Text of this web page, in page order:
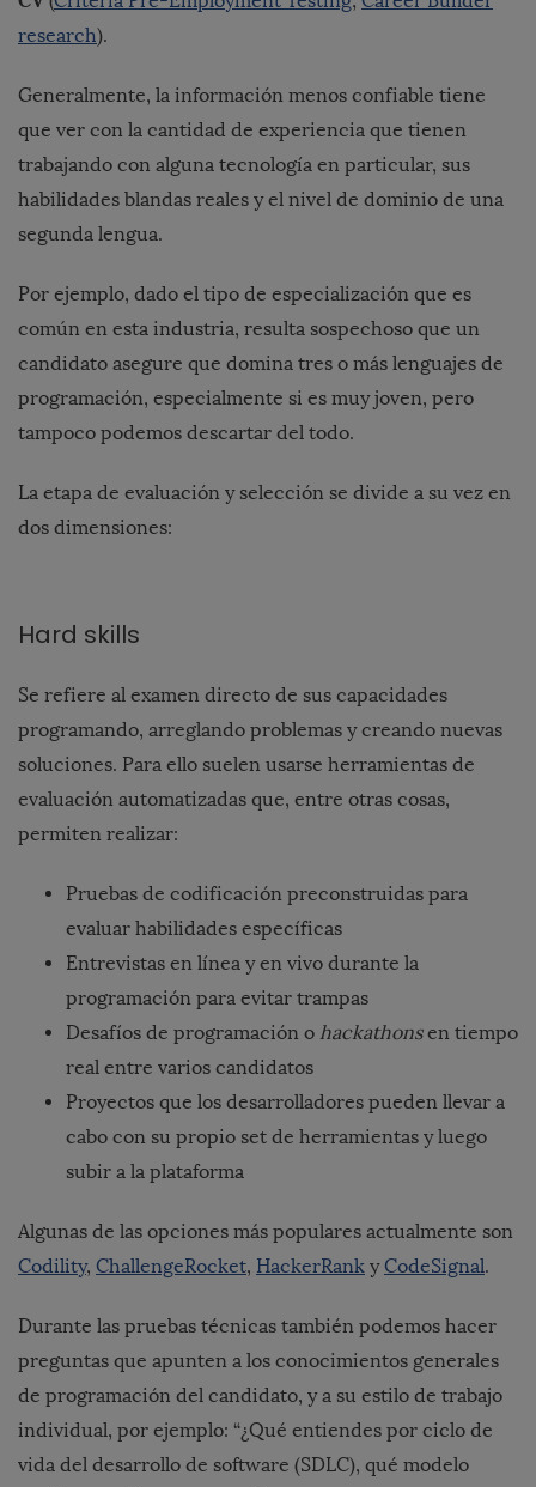
research).
Generalmente, la información menos confiable tiene
que ver con la cantidad de experiencia que tienen
trabajando con alguna tecnología en particular, sus
habilidades blandas reales y el nivel de dominio de una
segunda lengua.
Por ejemplo, dado el tipo de especialización que es
común en esta industria, resulta sospechoso que un
candidato asegure que domina tres o más lenguajes de
programación, especialmente si es muy joven, pero
tampoco podemos descartar del todo.
La etapa de evaluación y selección se divide a su vez en
dos dimensiones:
Hard skills
Se refiere al examen directo de sus capacidades
programando, arreglando problemas y creando nuevas
soluciones. Para ello suelen usarse herramientas de
evaluación automatizadas que, entre otras cosas,
permiten realizar:
Pruebas de codificación preconstruidas para
evaluar habilidades específicas
Entrevistas en línea y en vivo durante la
programación para evitar trampas
Desafíos de programación o hackathonsen tiempo
real entre varios candidatos
Proyectos que los desarrolladores pueden llevar a
cabo con su propio set de herramientas y luego
subir a la plataforma
Algunas de las opciones más populares actualmente son
Codility, ChallengeRocket, HackerRank yCodeSignal.
Durante las pruebas técnicas también podemos hacer
preguntas que apunten a los conocimientos generales
de programación del candidato, y a su estilo de trabajo
individual, por ejemplo: “¿Qué entiendes por ciclo de
vida del desarrollo de software (SDLC), qué modelo